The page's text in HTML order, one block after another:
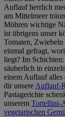
Auflauf herrlich
am Mittelmeer
Möhren wichtige
ist übrigens unser
Tomaten, Zwiebeln
einmal gefragt,
liegt? Im
säuberlich in
einem Auflauf alles
dir unsere Auflauf-
Pastagerichte
unserem Tortellini-
vegetarischen